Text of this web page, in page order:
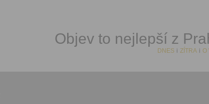
Objev to nejlepší z
DNES i ZÍTRA i O